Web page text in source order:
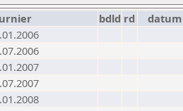
bdld rd
datum